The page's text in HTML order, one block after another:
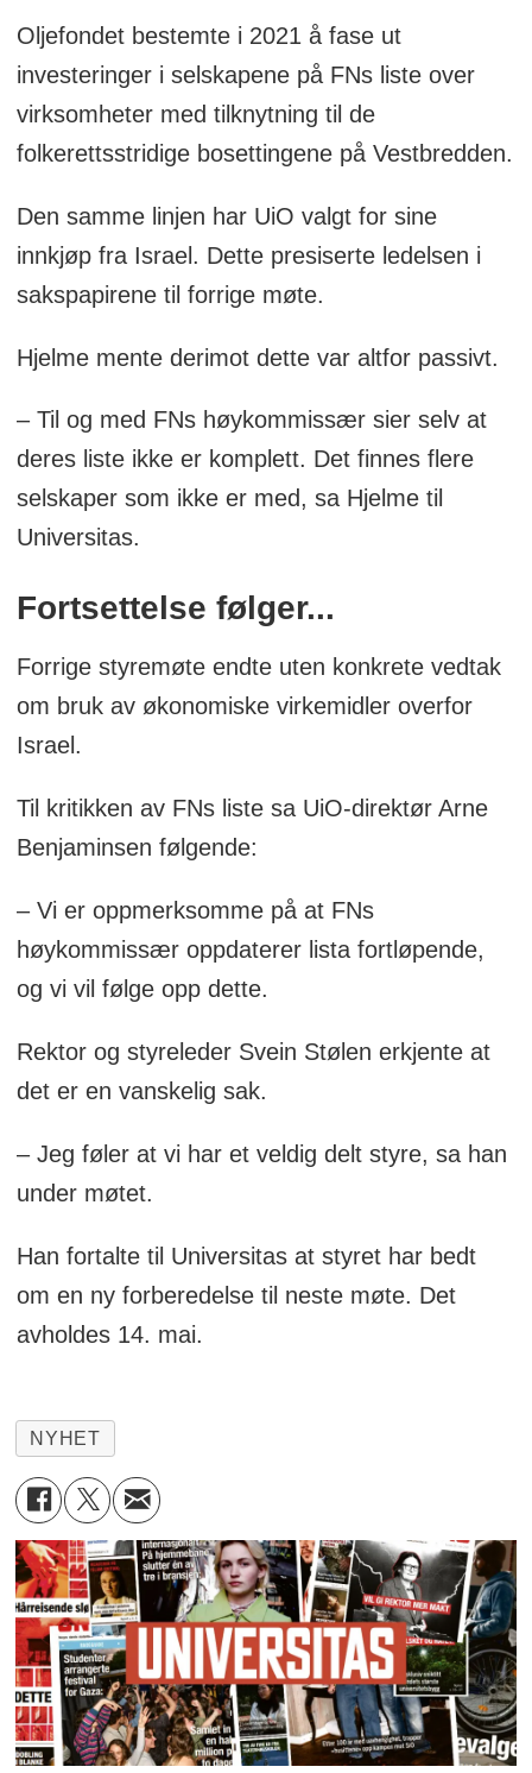
Oljefondet bestemte i 2021 å fase ut
investeringer i selskapene på FNs liste over
virksomheter med tilknytning til de
folkerettsstridige bosettingene på Vestbredden.
Den samme linjen har UiO valgt for sine
innkjøp fra Israel. Dette presiserte ledelsen i
sakspapirene til forrige møte.
Hjelme mente derimot dette var altfor passivt.
– Til og med FNs høykommissær sier selv at
deres liste ikke er komplett. Det finnes flere
selskaper som ikke er med, sa Hjelme til
Universitas.
Fortsettelse følger...
Forrige styremøte endte uten konkrete vedtak
om bruk av økonomiske virkemidler overfor
Israel.
Til kritikken av FNs liste sa UiO-direktør Arne
Benjaminsen følgende:
– Vi er oppmerksomme på at FNs
høykommissær oppdaterer lista fortløpende,
og vi vil følge opp dette.
Rektor og styreleder Svein Stølen erkjente at
det er en vanskelig sak.
– Jeg føler at vi har et veldig delt styre, sa han
under møtet.
Han fortalte til Universitas at styret har bedt
om en ny forberedelse til neste møte. Det
avholdes 14. mai.
NYHET